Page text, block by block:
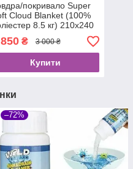
покривало Super
Cloud Blanket (100%
8.5 кг) 210х240
₴ 3 000 ₴
Купити
–72%